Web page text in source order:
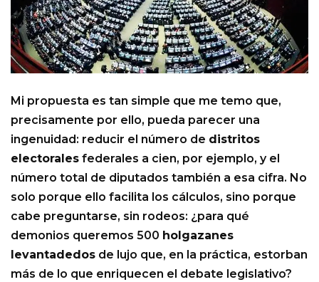
Mi propuesta es tan simple que me temo que,
precisamente por ello, pueda parecer una
ingenuidad: reducir el número de distritos
electorales federales a cien, por ejemplo, y el
número total de diputados también a esa cifra. No
solo porque ello facilita los cálculos, sino porque
cabe preguntarse, sin rodeos: ¿para qué
demonios queremos 500 holgazanes
levantadedos de lujo que, en la práctica, estorban
más de lo que enriquecen el debate legislativo?